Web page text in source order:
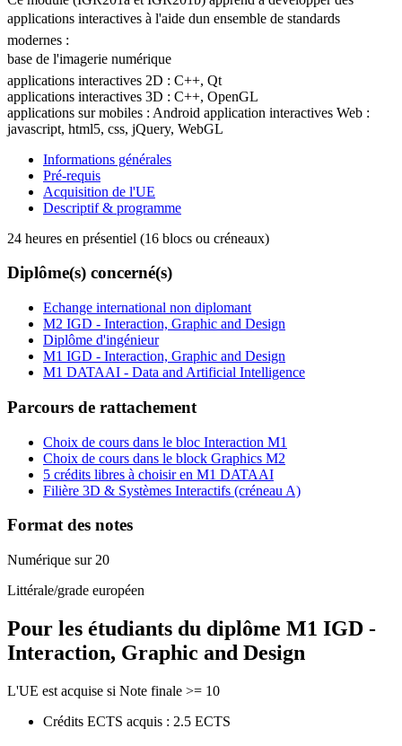
applications interactives à l'aide dun ensemble de standards
modernes :
base de l'imagerie numérique
applications interactives 2D : C++, Qt
applications interactives 3D : C++, OpenGL
applications sur mobiles : Android application interactives Web :
javascript, html5, css, jQuery, WebGL
Informations générales
Pré-requis
Acquisition de l'UE
Descriptif & programme
24 heures en présentiel (16 blocs ou créneaux)
Diplôme(s) concerné(s)
Echange international non diplomant
M2 IGD - Interaction, Graphic and Design
Diplôme d'ingénieur
M1 IGD - Interaction, Graphic and Design
M1 DATAAI - Data and Artificial Intelligence
Parcours de rattachement
Choix de cours dans le bloc Interaction M1
Choix de cours dans le block Graphics M2
5 crédits libres à choisir en M1 DATAAI
Filière 3D & Systèmes Interactifs (créneau A)
Format des notes
Numérique sur 20
Littérale/grade européen
Pour les étudiants du diplôme M1 IGD -
Interaction, Graphic and Design
L'UE est acquise si Note finale >= 10
Crédits ECTS acquis : 2.5 ECTS